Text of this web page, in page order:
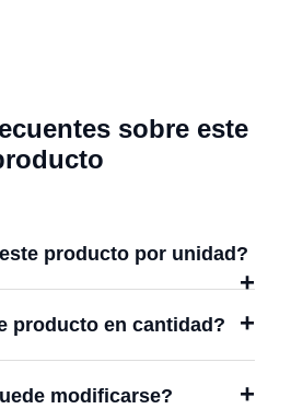
sobre este
producto por unidad?
producto en cantidad?
modificarse?